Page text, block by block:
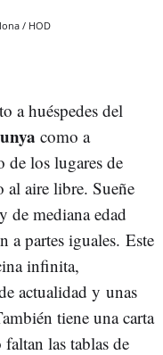
/ HOD
a huéspedes del
como a
de los lugares de
al aire libre. Sueñe
de mediana edad
a partes iguales. Este
infinita,
actualidad y unas
tiene una carta
las tablas de